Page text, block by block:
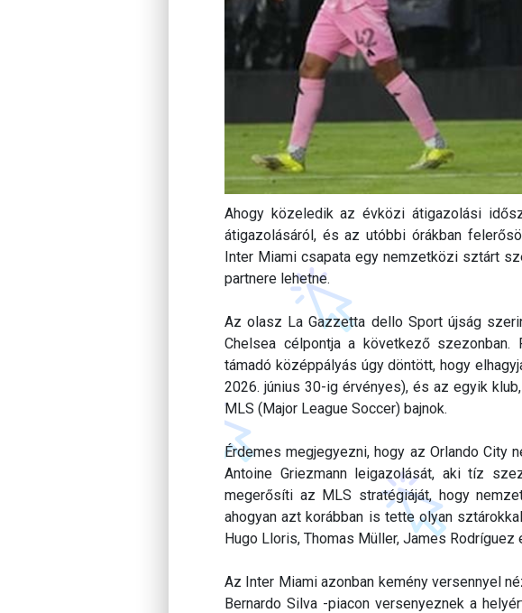
Ahogy közeledik az évközi átigazolási
átigazolásáról, és az utóbbi órákban
Inter Miami csapata egy nemzetközi sztárt
partnere lehetne.
Az olasz La Gazzetta dello Sport újság
Chelsea célpontja a következő
támadó középpályás úgy döntött, hogy
2026. június 30-ig érvényes), és az egyik
MLS (Major League Soccer) bajnok.
Érdemes megjegyezni, hogy az Orlando City
Antoine Griezmann leigazolását, aki tíz
megerősíti az MLS stratégiáját, hogy
ahogyan azt korábban is tette olyan
Hugo Lloris, Thomas Müller, James Rodríguez
Az Inter Miami azonban kemény versennyel
Bernardo Silva -piacon versenyeznek a